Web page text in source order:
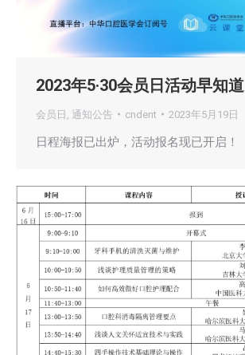
2023年5·30会员日活动早知道
会员日 通知公告 cndent 2023年5月19日
日程海报已出炉，活动报名现已开启！